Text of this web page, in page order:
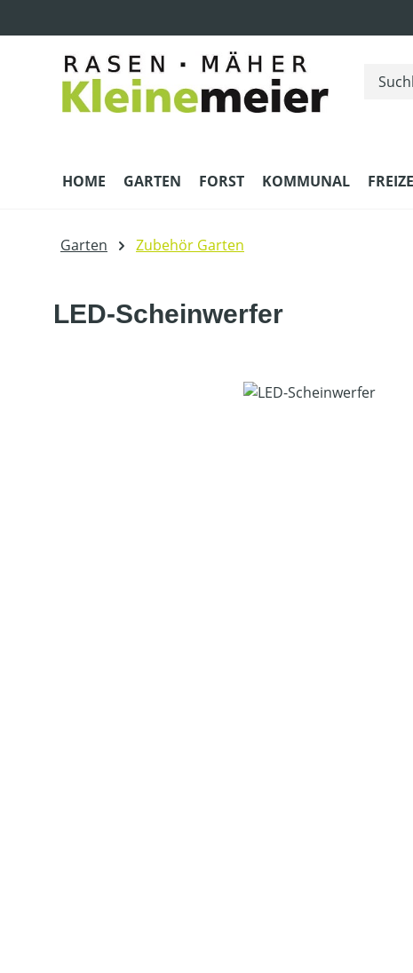
HOME GARTEN FORST KOMMUNAL
Garten Zubehör Garten
LED-Scheinwerfer